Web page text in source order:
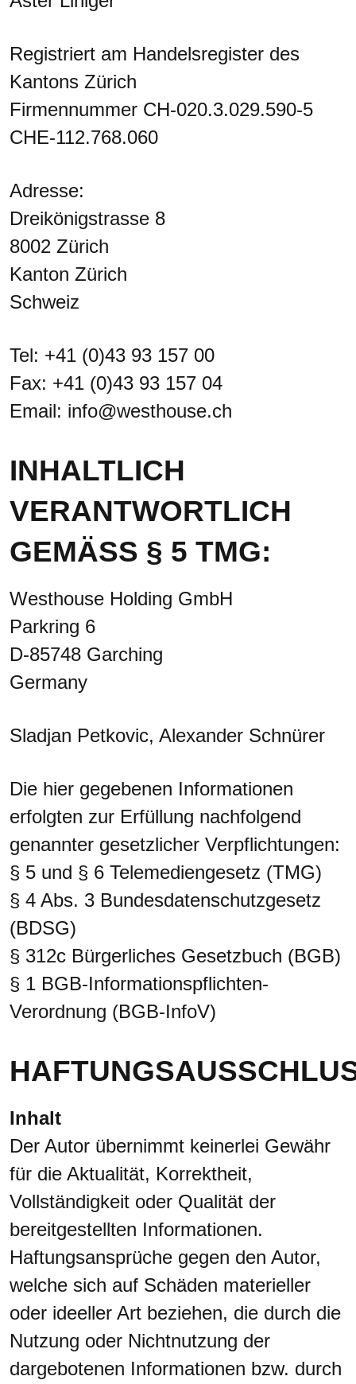
Registriert am Handelsregister des
Kantons Zürich
Firmennummer CH-020.3.029.590-5
CHE-112.768.060
Adresse:
Dreikönigstrasse 8
8002 Zürich
Kanton Zürich
Schweiz
Tel: +41 (0)43 93 157 00
Fax: +41 (0)43 93 157 04
Email: info@westhouse.ch
INHALTLICH
VERANTWORTLICH
GEMÄSS § 5 TMG:
Westhouse Holding GmbH
Parkring 6
D-85748 Garching
Germany
Sladjan Petkovic, Alexander Schnürer
Die hier gegebenen Informationen
erfolgten zur Erfüllung nachfolgend
genannter gesetzlicher Verpflichtungen:
§ 5 und § 6 Telemediengesetz (TMG)
§ 4 Abs. 3 Bundesdatenschutzgesetz
(BDSG)
§ 312c Bürgerliches Gesetzbuch (BGB)
§ 1 BGB-Informationspflichten-
Verordnung (BGB-InfoV)
Inhalt
Der Autor übernimmt keinerlei Gewähr
für die Aktualität, Korrektheit,
Vollständigkeit oder Qualität der
bereitgestellten Informationen.
Haftungsansprüche gegen den Autor,
welche sich auf Schäden materieller
oder ideeller Art beziehen, die durch die
Nutzung oder Nichtnutzung der
dargebotenen Informationen bzw. durch